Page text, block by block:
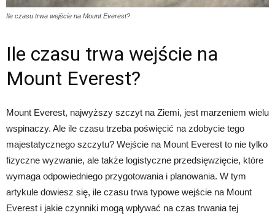
Ile czasu trwa wejście na Mount Everest?
Ile czasu trwa wejście na
Mount Everest?
Mount Everest, najwyższy szczyt na Ziemi, jest marzeniem wielu
wspinaczy. Ale ile czasu trzeba poświęcić na zdobycie tego
majestatycznego szczytu? Wejście na Mount Everest to nie tylko
fizyczne wyzwanie, ale także logistyczne przedsięwzięcie, które
wymaga odpowiedniego przygotowania i planowania. W tym
artykule dowiesz się, ile czasu trwa typowe wejście na Mount
Everest i jakie czynniki mogą wpływać na czas trwania tej